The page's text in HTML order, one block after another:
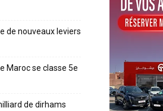
de nouveaux leviers
Maroc se classe 5e
de dirhams